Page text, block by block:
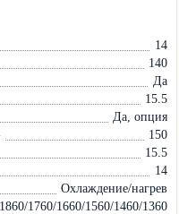
14
140
Да
15.5
Да, опция
150
15.5
14
Охлаждение/нагрев
1760/1660/1560/1460/1360